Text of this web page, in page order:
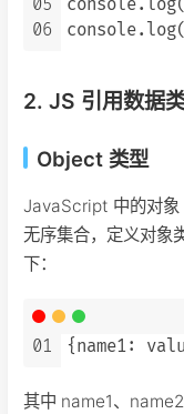
05
06
2. JS 引用数据
Object 类型
JavaScript 中的对
无序集合，定义对象
下：
01
其中 name1、